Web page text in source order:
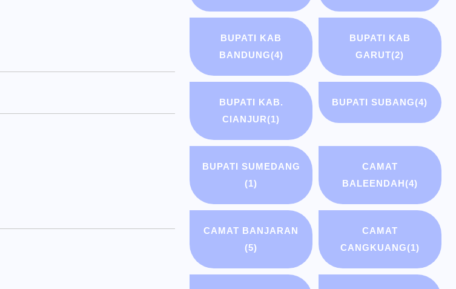
BUPATI KAB
BANDUNG(4)
BUPATI KAB
GARUT(2)
BUPATI KAB.
CIANJUR(1)
BUPATI SUBANG(4)
BUPATI SUMEDANG
(1)
CAMAT
BALEENDAH(4)
CAMAT BANJARAN
(5)
CAMAT
CANGKUANG(1)